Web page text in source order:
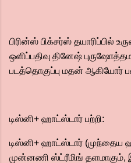
பிரின்ஸ் பிக்சர்ஸ் தயாரிப்பில்
ஒளிப்பதிவு தினேஷ்
படத்தொகுப்பு மதன் ஆகியோர்
டிஸ்னி+ ஹாட்ஸ்டார் பற்றி:
டிஸ்னி+ ஹாட்ஸ்டார் (முந்தைய
முன்னணி ஸ்ட்ரீமிங் தளமாகும்,